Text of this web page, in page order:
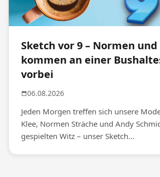
Sketch vor 9 – Normen
kommen an einer
vorbei
06.08.2026
Jeden Morgen treffen sich unsere
Klee, Normen Sträche und Andy
gespielten Witz – unser Sketch...